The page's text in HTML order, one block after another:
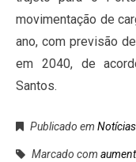
movimentação de
ano, com previsão
em 2040, de
Santos.
Publicado em Notícias
Marcado com